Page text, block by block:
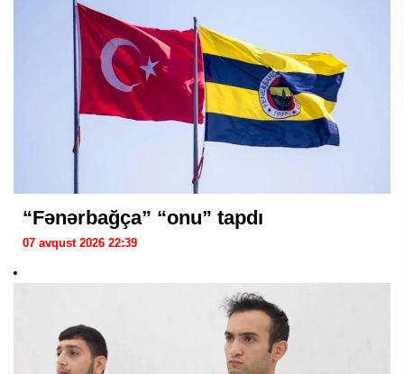
“Fənərbağça” “onu” tapdı
07 avqust 2026 22:39